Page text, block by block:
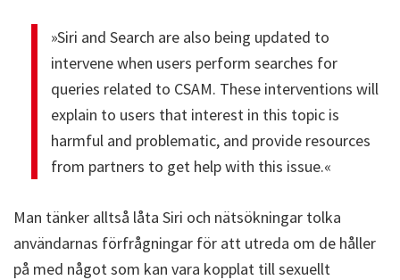
»Siri and Search are also being updated to
intervene when users perform searches for
queries related to CSAM. These interventions will
explain to users that interest in this topic is
harmful and problematic, and provide resources
from partners to get help with this issue.«
Man tänker alltså låta Siri och nätsökningar tolka
användarnas förfrågningar för att utreda om de håller
på med något som kan vara kopplat till sexuellt